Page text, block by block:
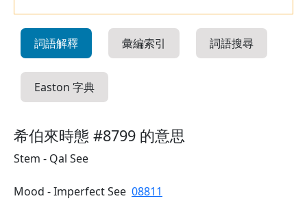
詞語解釋 彙編索引 詞語搜尋
Easton 字典
希伯來時態 #8799 的意思
Stem - Qal See
Mood - Imperfect See 08811